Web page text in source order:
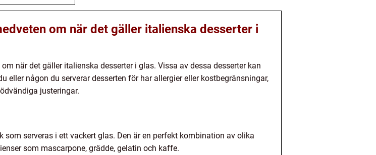
om när det gäller italienska desserter i
när det gäller italienska desserter i glas. Vissa av dessa desserter kan
eller någon du serverar desserten för har allergier eller kostbegränsningar,
justeringar.
serveras i ett vackert glas. Den är en perfekt kombination av olika
som mascarpone, grädde, gelatin och kaffe.